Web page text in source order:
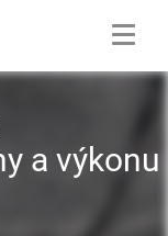
a výkonu